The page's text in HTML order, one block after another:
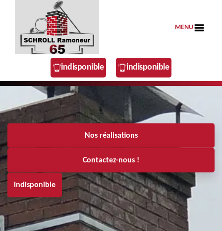
MENU
indisponible indisponible
Nos réalisations
Contactez-nous !
indisponible